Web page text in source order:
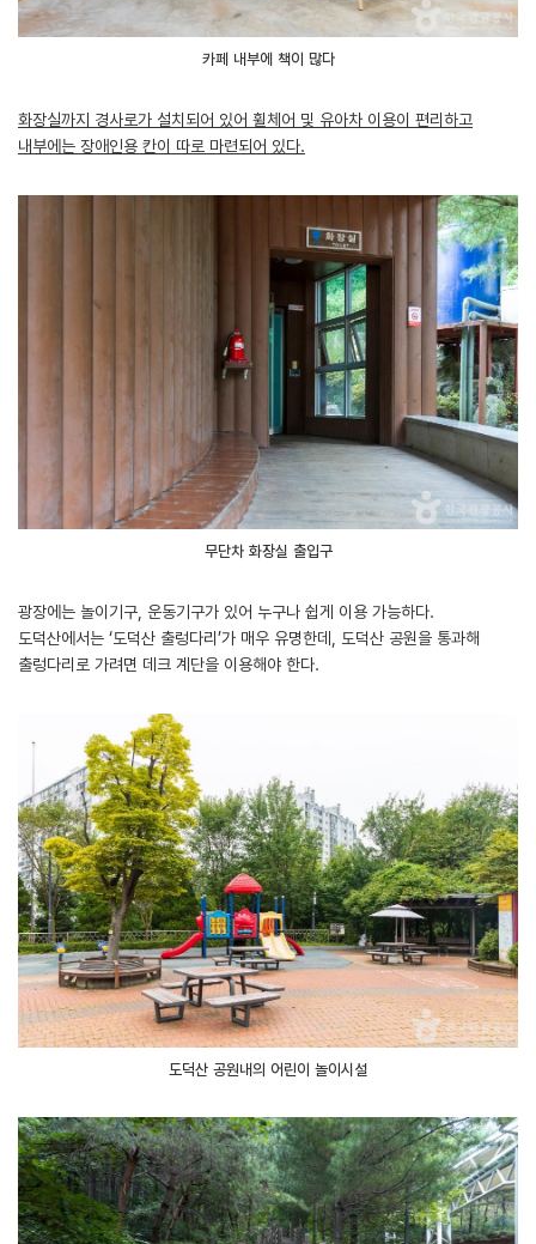
카페 내부에 책이 많다
화장실까지 경사로가 설치되어 있어 휠체어 및 유아차 이용이 편리하고
내부에는 장애인용 칸이 따로 마련되어 있다.
무단차 화장실 출입구
광장에는 놀이기구, 운동기구가 있어 누구나 쉽게 이용 가능하다.
도덕산에서는 ‘도덕산 출렁다리’가 매우 유명한데, 도덕산 공원을 통과해
출렁다리로 가려면 데크 계단을 이용해야 한다.
도덕산 공원내의 어린이 놀이시설